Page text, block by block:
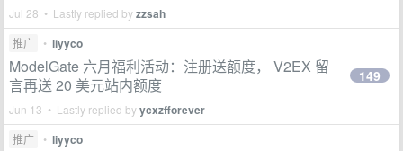
Jul 28 • Lastly replied byzzsah
推广 • liyyco
ModelGate 六月福利活动：注册送额度， V2EX 留
言再送 20 美元站内额度
Jun 13 • Lastly replied byycxzfforever
149
推广 • liyyco